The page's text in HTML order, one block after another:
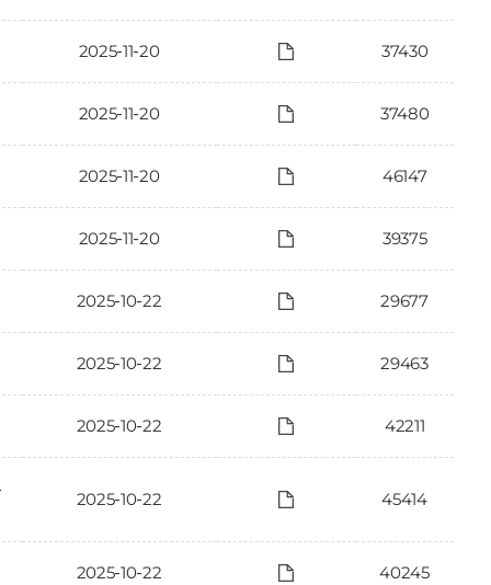
2025-11-20 37430
2025-11-20 37480
2025-11-20 46147
2025-11-20 39375
2025-10-22 29677
2025-10-22 29463
2025-10-22 42211
2025-10-22 45414
2025-10-22 40245